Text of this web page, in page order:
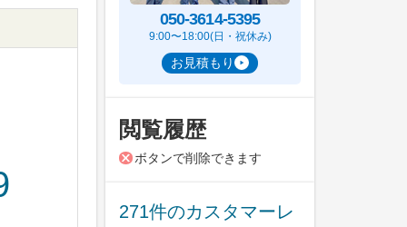
050-3614-5395
9:00〜18:00(日・祝休み)
お見積もり
閲覧履歴
ボタンで削除できます
271件のカスタマーレ